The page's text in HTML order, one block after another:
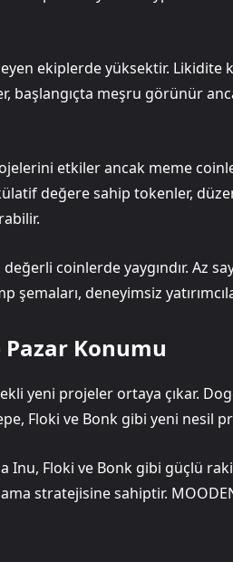
ekiplerde yüksektir. Likidite
başlangıçta meşru görünür
etkiler ancak meme
değere sahip tokenler,
coinlerde yaygındır. Az
deneyimsiz
Konumu
yeni projeler ortaya çıkar.
Floki ve Bonk gibi yeni nesil
Inu, Floki ve Bonk gibi güçlü
stratejisine sahiptir.